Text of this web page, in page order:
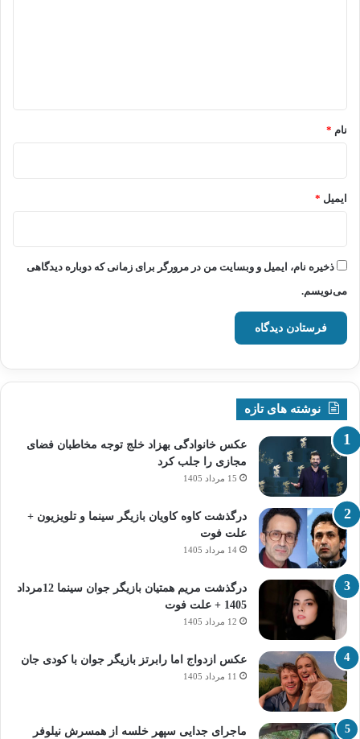
نام *
ایمیل *
ذخیره نام، ایمیل و وبسایت من در مرورگر برای زمانی که دوباره دیدگاهی
می‌نویسم.
نوشته های تازه
عکس خانوادگی بهزاد خلج توجه مخاطبان فضای
مجازی را جلب کرد
15 مرداد 1405
درگذشت کاوه کاویان بازیگر سینما و تلویزیون +
علت فوت
14 مرداد 1405
درگذشت مریم همتیان بازیگر جوان سینما 12مرداد
1405 + علت فوت
12 مرداد 1405
عکس ازدواج اما رابرتز بازیگر جوان با کودی جان
11 مرداد 1405
ماجرای جدایی سپهر خلسه از همسرش نیلوفر